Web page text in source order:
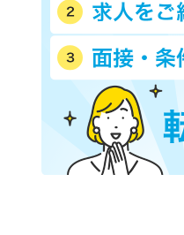
愛知環状鉄道
豊橋鉄道渥美線
豊橋鉄道東田本線(井原－赤
JR東海交通事業城北線